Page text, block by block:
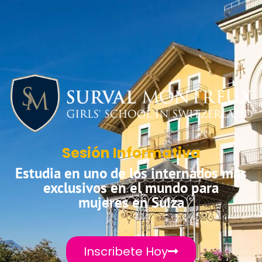
Sesión Informativa
Estudia en uno de los internados más
exclusivos en el mundo para
mujeres en Suiza
Inscribete Hoy